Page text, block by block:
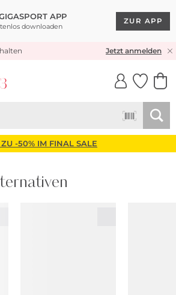
APP
downloaden
ZUR APP
VERSAND* & RÜCKVERSANDJetzt anmelden
ZU -50% IM FINAL SALE